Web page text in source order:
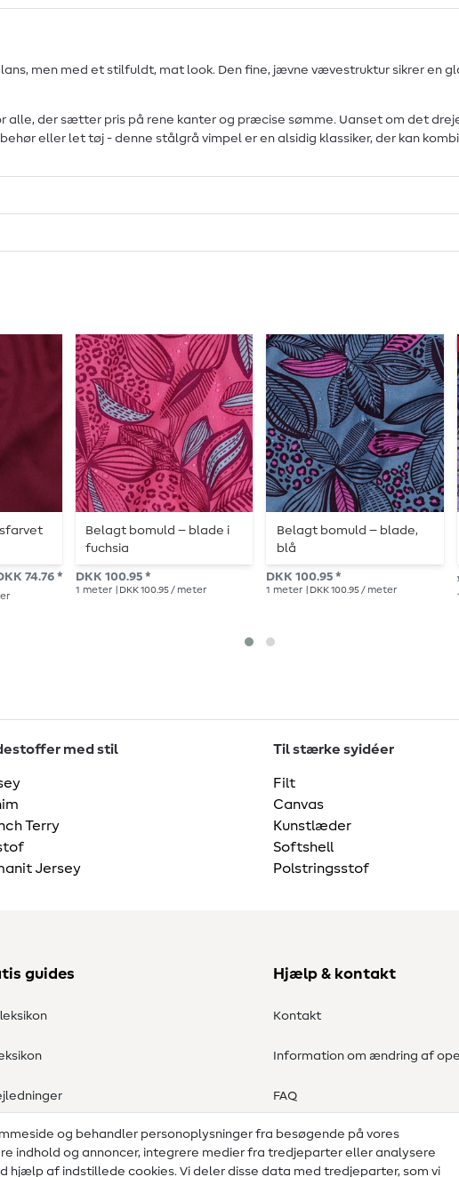
men med et stilfuldt, mat look. Den fine, jævne vævestruktur sikrer en
der sætter pris på rene kanter og præcise sømme. Uanset om det
eller let tøj - denne stålgrå vimpel er en alsidig klassiker, der kan
74.76 *
Belagt bomuld – blade i
fuchsia
DKK 100.95 *
1 meter | DKK 100.95 / meter
Belagt bomuld – blade,
blå
DKK 100.95 *
1 meter | DKK 100.95 / meter
med stil
Terry
Jersey
Til stærke syidéer
Filt
Canvas
Kunstlæder
Softshell
Polstringsstof
guides Hjælp & kontakt
Kontakt
Information om ændring af
FAQ
Fortrydelsesret
og behandler personoplysninger fra besøgende på vores
indhold og annoncer, integrere medier fra tredjeparter eller analysere
hjælp af indstillede cookies. Vi deler disse data med tredjeparter, som vi